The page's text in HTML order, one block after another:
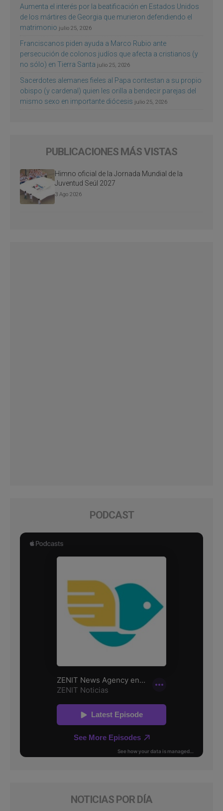
Aumenta el interés por la beatificación en Estados Unidos
de los mártires de Georgia que murieron defendiendo el
matrimonio julio 25, 2026
Franciscanos piden ayuda a Marco Rubio ante
persecución de colonos judíos que afecta a cristianos (y
no sólo) en Tierra Santa julio 25, 2026
Sacerdotes alemanes fieles al Papa contestan a su propio
obispo (y cardenal) quien les orilla a bendecir parejas del
mismo sexo en importante diócesis julio 25, 2026
PUBLICACIONES MÁS VISTAS
Himno oficial de la Jornada Mundial de la
Juventud Seúl 2027
3 Ago 2026
PODCAST
NOTICIAS POR DÍA